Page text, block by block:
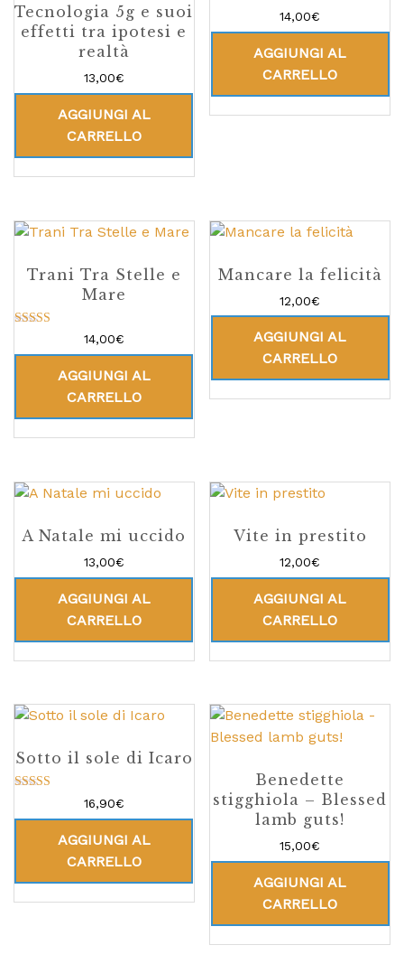
Tecnologia 5g e suoi
effetti tra ipotesi e
realtà
13,00€
AGGIUNGI AL
CARRELLO
14,00€
AGGIUNGI AL
CARRELLO
Trani Tra Stelle e
Mare
su 5
14,00€
AGGIUNGI AL
CARRELLO
Mancare la felicità
12,00€
AGGIUNGI AL
CARRELLO
A Natale mi uccido
13,00€
AGGIUNGI AL
CARRELLO
Vite in prestito
12,00€
AGGIUNGI AL
CARRELLO
Sotto il sole di Icaro
su 5
16,90€
AGGIUNGI AL
CARRELLO
Benedette
stigghiola – Blessed
lamb guts!
15,00€
AGGIUNGI AL
CARRELLO